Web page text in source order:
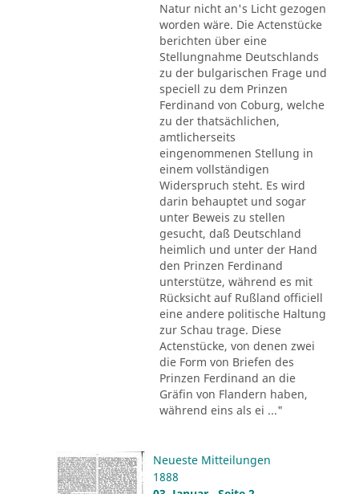
Natur nicht an's Licht gezogen
worden wäre. Die Actenstücke
berichten über eine
Stellungnahme Deutschlands
zu der bulgarischen Frage und
speciell zu dem Prinzen
Ferdinand von Coburg, welche
zu der thatsächlichen,
amtlicherseits
eingenommenen Stellung in
einem vollständigen
Widerspruch steht. Es wird
darin behauptet und sogar
unter Beweis zu stellen
gesucht, daß Deutschland
heimlich und unter der Hand
den Prinzen Ferdinand
unterstütze, während es mit
Rücksicht auf Rußland officiell
eine andere politische Haltung
zur Schau trage. Diese
Actenstücke, von denen zwei
die Form von Briefen des
Prinzen Ferdinand an die
Gräfin von Flandern haben,
während eins als ei ..."
Neueste Mitteilungen
1888